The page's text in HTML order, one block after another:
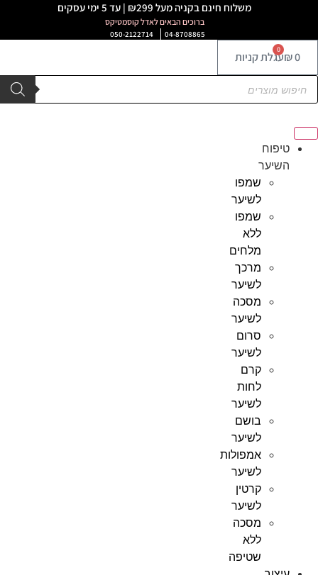
משלוח חינם בקניה מעל ₪299 | עד 5 ימי עסקים
ברוכים הבאים לאדל קוסמטיקס
04-8708865
050-2122714
₪0
0
עגלת קניות
טיפוח
השיער
שמפו
לשיער
שמפו
ללא
מלחים
מרכך
לשיער
מסכה
לשיער
סרום
לשיער
קרם
לחות
לשיער
בושם
לשיער
אמפולות
לשיער
קרטין
לשיער
מסכה
ללא
שטיפה